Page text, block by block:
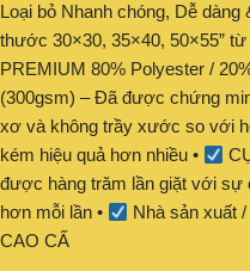
Loại bỏ Nhanh chóng, Dễ
thước 30×30, 35×40, 50×55”
PREMIUM 80% Polyester /
(300gsm) – Đã được chứng
xơ và không trầy xước so với
kém hiệu quả hơn nhiều •
được hàng trăm lần giặt với sự
hơn mỗi lần •
Nhà sản xuất
CAO CẤ